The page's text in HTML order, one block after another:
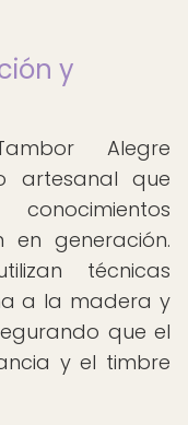
y
Alegre
artesanal que
en generación.
técnicas
a la madera y
que el
y el timbre